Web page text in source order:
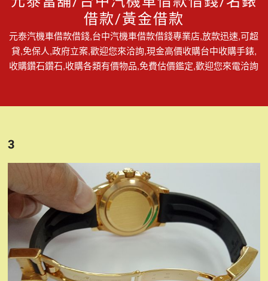
借款/黃金借款
元泰汽機車借款借錢,台中汽機車借款借錢專業店,放款迅速,可超
貸,免保人,政府立案,歡迎您來洽詢,現金高價收購台中收購手錶,
收購鑽石鑽石,收購各類有價物品,免費估價鑑定,歡迎您來電洽詢
3